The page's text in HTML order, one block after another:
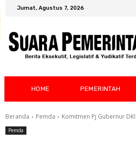
Jumat, Agustus 7, 2026
HOME PEMERINTAH
Beranda Pemda Komitmen Pj Gubernur
Pemda